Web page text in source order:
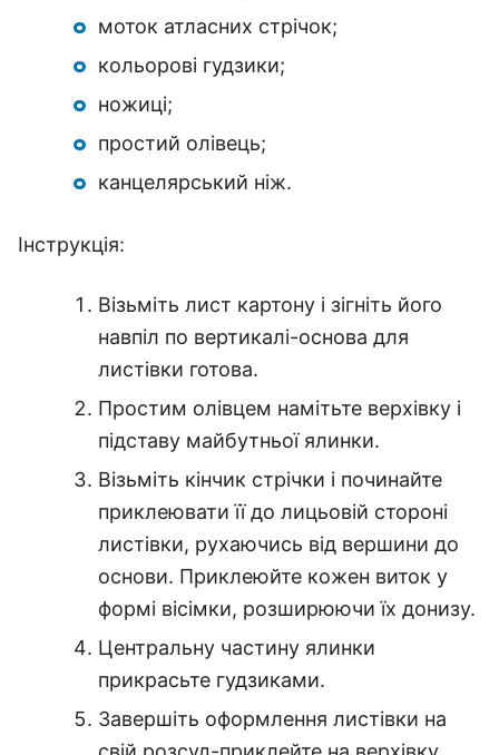
моток атласних стрічок;
кольорові гудзики;
ножиці;
простий олівець;
канцелярський ніж.
Інструкція:
Візьміть лист картону і зігніть його
навпіл по вертикалі-основа для
листівки готова.
Простим олівцем намітьте верхівку і
підставу майбутньої ялинки.
Візьміть кінчик стрічки і починайте
приклеювати її до лицьовій стороні
листівки, рухаючись від вершини до
основи. Приклеюйте кожен виток у
формі вісімки, розширюючи їх донизу.
Центральну частину ялинки
прикрасьте гудзиками.
Завершіть оформлення листівки на